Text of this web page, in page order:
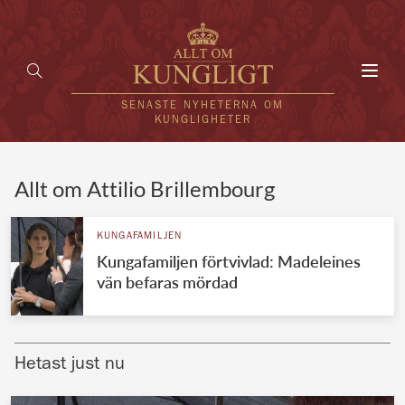
SENASTE NYHETERNA OM
KUNGLIGHETER
UTLÄNDSKT
VÄRLDENS KUNGAHUS
Brittiska kungahuset
Allt om Attilio Brillembourg
KUNGAFAMILJEN
Kungafamiljen förtvivlad: Madeleines
vän befaras mördad
Hetast just nu